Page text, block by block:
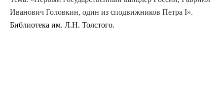
Иванович Головкин, один из сподвижников Петра I».
Библиотека им. Л.Н. Толстого.